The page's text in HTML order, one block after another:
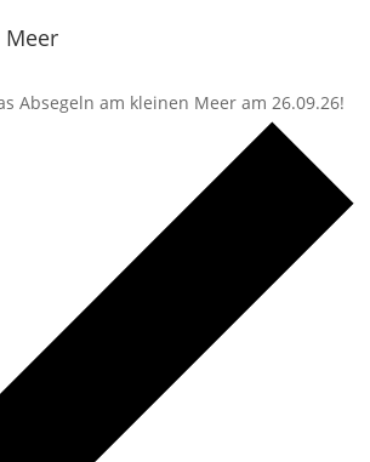
Meer
Absegeln am kleinen Meer am 26.09.26!